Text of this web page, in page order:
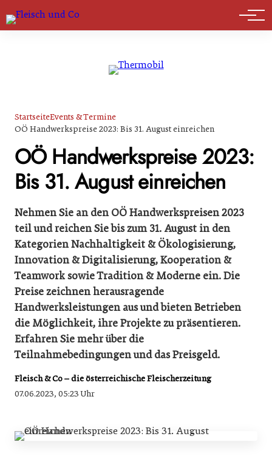
Marktführer
StartseiteEvents & Termine
OÖ Handwerkspreise 2023: Bis 31. August einreichen
OÖ Handwerkspreise 2023:
Bis 31. August einreichen
Nehmen Sie an den OÖ Handwerkspreisen 2023
teil und reichen Sie bis zum 31. August in den
Kategorien Nachhaltigkeit & Ökologisierung,
Innovation & Digitalisierung, Kooperation &
Teamwork sowie Tradition & Moderne ein. Die
Preise zeichnen herausragende
Handwerksleistungen aus und bieten Betrieben
die Möglichkeit, ihre Projekte zu präsentieren.
Erfahren Sie mehr über die
Teilnahmebedingungen und das Preisgeld.
Fleisch & Co – die österreichische Fleischerzeitung
07.06.2023, 05:23 Uhr